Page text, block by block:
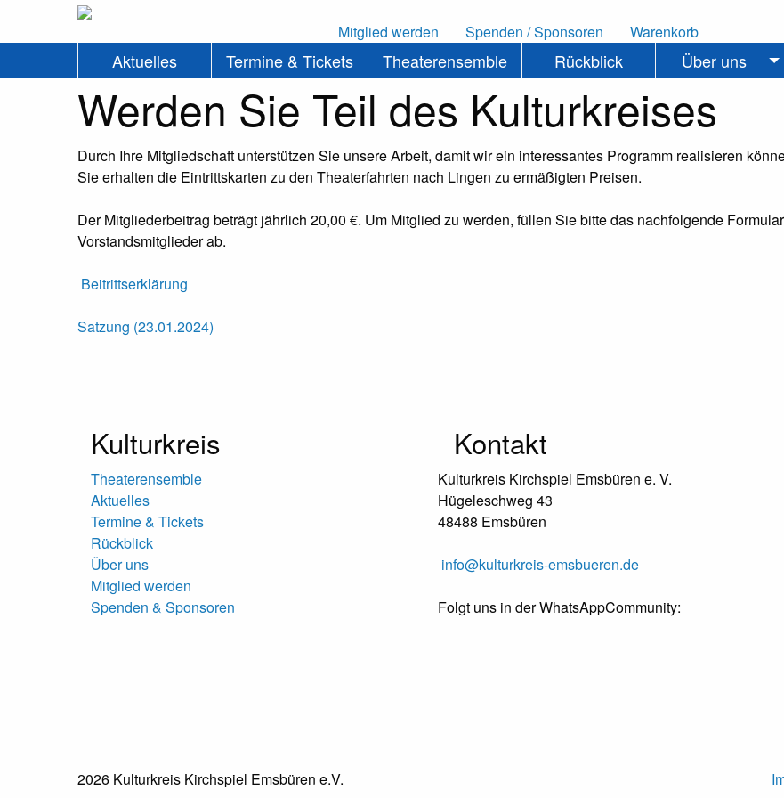
Mitglied werden Spenden / Sponsoren Warenkorb
Aktuelles Termine & Tickets Theaterensemble Rückblick Über uns
Werden Sie Teil des Kulturkreises
Durch Ihre Mitgliedschaft unterstützen Sie unsere Arbeit, damit wir ein interessantes Programm realisieren
Sie erhalten die Eintrittskarten zu den Theaterfahrten nach Lingen zu ermäßigten Preisen.
Der Mitgliederbeitrag beträgt jährlich 20,00 €. Um Mitglied zu werden, füllen Sie bitte das nachfolgende
Vorstandsmitglieder ab.
Beitrittserklärung
Satzung (23.01.2024)
Kulturkreis
Theaterensemble
Aktuelles
Termine & Tickets
Rückblick
Über uns
Mitglied werden
Spenden & Sponsoren
Kontakt
Kulturkreis Kirchspiel Emsbüren e. V.
Hügeleschweg 43
48488 Emsbüren
info@kulturkreis-emsbueren.de
Folgt uns in der WhatsAppCommunity:
2026 Kulturkreis Kirchspiel Emsbüren e.V.